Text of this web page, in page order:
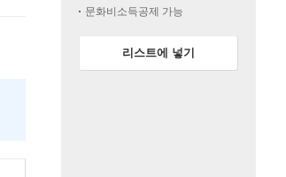
문화비소득공제 가능
리스트에 넣기